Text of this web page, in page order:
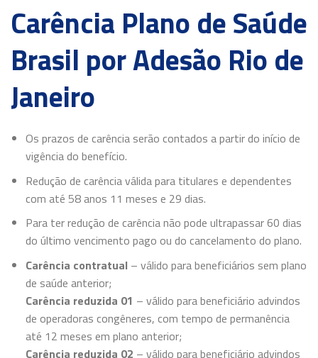
Carência Plano de Saúde
Brasil por Adesão Rio de
Janeiro
Os prazos de carência serão contados a partir do início de
vigência do benefício.
Redução de carência válida para titulares e dependentes
com até 58 anos 11 meses e 29 dias.
Para ter redução de carência não pode ultrapassar 60 dias
do último vencimento pago ou do cancelamento do plano.
Carência contratual– válido para beneficiários sem plano
de saúde anterior;
Carência reduzida 01 – válido para beneficiário advindos
de operadoras congêneres, com tempo de permanência
até 12 meses em plano anterior;
Carência reduzida 02 – válido para beneficiário advindos